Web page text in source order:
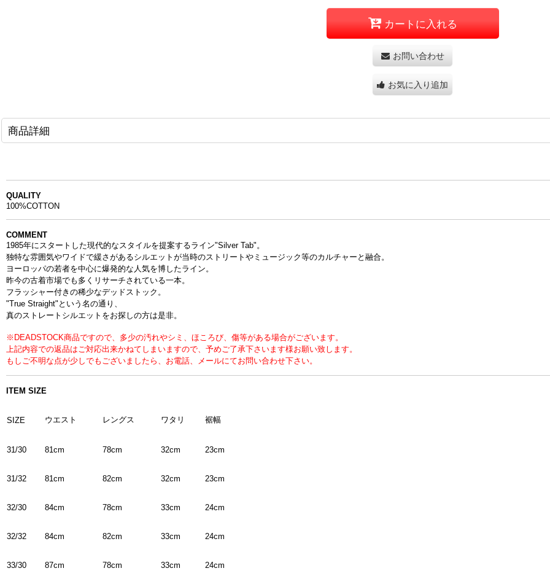
カートに入れる
お問い合わせ
お気に入り追加
商品詳細
QUALITY
100%COTTON
COMMENT
1985年にスタートした現代的なスタイルを提案するライン"Silver Tab"。
独特な雰囲気やワイドで緩さがあるシルエットが当時のストリートやミュージック等のカルチャーと融合。
ヨーロッパの若者を中心に爆発的な人気を博したライン。
昨今の古着市場でも多くリサーチされている一本。
フラッシャー付きの稀少なデッドストック。
"True Straight"という名の通り、
真のストレートシルエットをお探しの方は是非。
※DEADSTOCK商品ですので、多少の汚れやシミ、ほころび、傷等がある場合がございます。
上記内容での返品はご対応出来かねてしまいますので、予めご了承下さいます様お願い致します。
もしご不明な点が少しでもございましたら、お電話、メールにてお問い合わせ下さい。
ITEM SIZE
SIZE ウエスト レングス ワタリ 裾幅
31/30 81cm 78cm 32cm 23cm
31/32 81cm 82cm 32cm 23cm
32/30 84cm 78cm 33cm 24cm
32/32 84cm 82cm 33cm 24cm
33/30 87cm 78cm 33cm 24cm